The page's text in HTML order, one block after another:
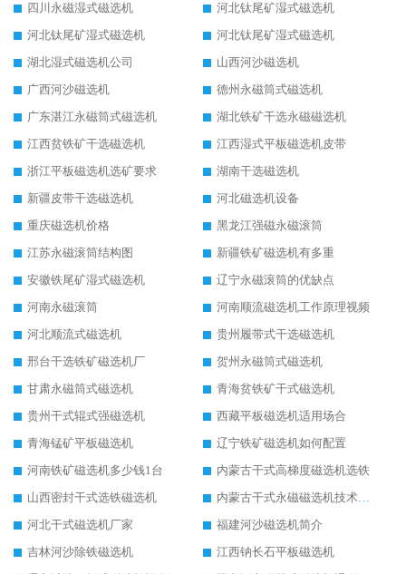
四川永磁湿式磁选机
河北钛尾矿湿式磁选机
河北钛尾矿湿式磁选机
河北钛尾矿湿式磁选机
湖北湿式磁选机公司
山西河沙磁选机
广西河沙磁选机
德州永磁筒式磁选机
广东湛江永磁筒式磁选机
湖北铁矿干选永磁磁选机
江西贫铁矿干选磁选机
江西湿式平板磁选机皮带
浙江平板磁选机选矿要求
湖南干选磁选机
新疆皮带干选磁选机
河北磁选机设备
重庆磁选机价格
黑龙江强磁永磁滚筒
江苏永磁滚筒结构图
新疆铁矿磁选机有多重
安徽铁尾矿湿式磁选机
辽宁永磁滚筒的优缺点
河南永磁滚筒
河南顺流磁选机工作原理视频
河北顺流式磁选机
贵州履带式干选磁选机
邢台干选铁矿磁选机厂
贺州永磁筒式磁选机
甘肃永磁筒式磁选机
青海贫铁矿干式磁选机
贵州干式辊式强磁选机
西藏平板磁选机适用场合
青海锰矿平板磁选机
辽宁铁矿磁选机如何配置
河南铁矿磁选机多少钱1台
内蒙古干式高梯度磁选机选铁
山西密封干式选铁磁选机
内蒙古干式永磁磁选机技术要求
河北干式磁选机厂家
福建河沙磁选机简介
吉林河沙除铁磁选机
江西钠长石平板磁选机